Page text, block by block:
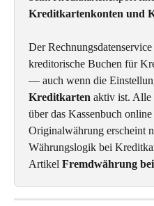
Kreditkartenkonten und
Der
kreditorische Buchen für
— auch wenn die
Kreditkarten aktiv ist. Alle
über das Kassenbuch
Originalwährung erscheint
Währungslogik bei
Artikel Fremdwährung